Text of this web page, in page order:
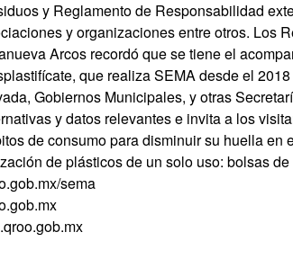
y Reglamento de Responsabilidad
y organizaciones entre otros. Los
Arcos recordó que se tiene el
que realiza SEMA desde el
Gobiernos Municipales, y otras
y datos relevantes e invita a los
de consumo para disminuir su huella
de plásticos de un solo uso: bolsas
sema